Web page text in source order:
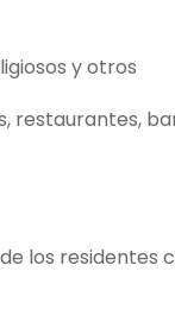
y otros
los residentes